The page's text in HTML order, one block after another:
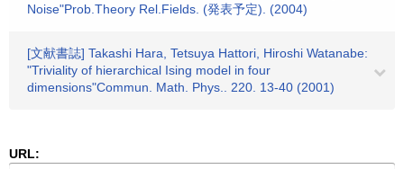
Noise"Prob.Theory Rel.Fields. (発表予定). (2004)
[文献書誌] Takashi Hara, Tetsuya Hattori, Hiroshi Watanabe:
"Triviality of hierarchical Ising model in four
dimensions"Commun. Math. Phys.. 220. 13-40 (2001)
URL: